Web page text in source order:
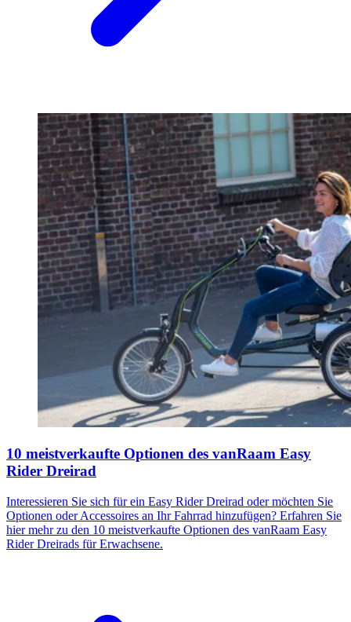
10 meistverkaufte Optionen des vanRaam Easy
Rider Dreirad
Interessieren Sie sich für ein Easy Rider Dreirad oder möchten Sie
Optionen oder Accessoires an Ihr Fahrrad hinzufügen? Erfahren Sie
hier mehr zu den 10 meistverkaufte Optionen des vanRaam Easy
Rider Dreirads für Erwachsene.